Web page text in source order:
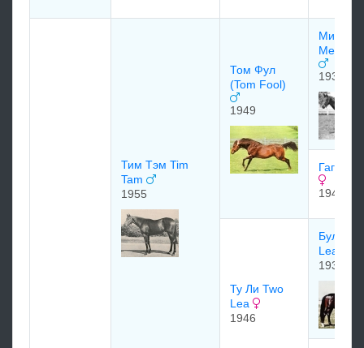
Тим Тэм Tim
Tam
1955
Том Фул
(Tom Fool)
1949
Минау /
Menow
1935
Гага
1942
Ту Ли Two
Lea
1946
Булл Ли
Lea
1935